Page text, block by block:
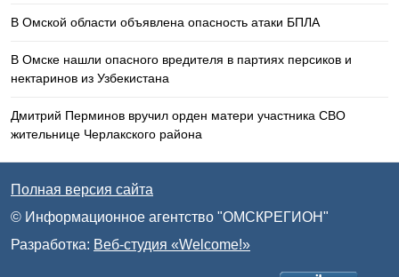
В Омской области объявлена опасность атаки БПЛА
В Омске нашли опасного вредителя в партиях персиков и
нектаринов из Узбекистана
Дмитрий Перминов вручил орден матери участника СВО
жительнице Черлакского района
Полная версия сайта
© Информационное агентство "ОМСКРЕГИОН"
Разработка: Веб-студия «Welcome!»